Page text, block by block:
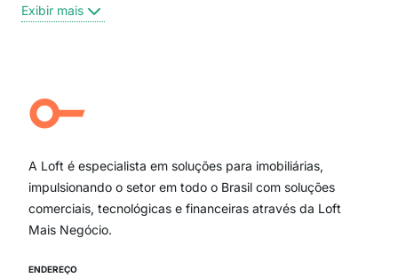
Centro
Campo Belo
Ipiranga
Paraíso
Itaim Bibi
Exibir mais
A Loft é especialista em soluções para imobiliárias,
impulsionando o setor em todo o Brasil com soluções
comerciais, tecnológicas e financeiras através da Loft
Mais Negócio.
ENDEREÇO